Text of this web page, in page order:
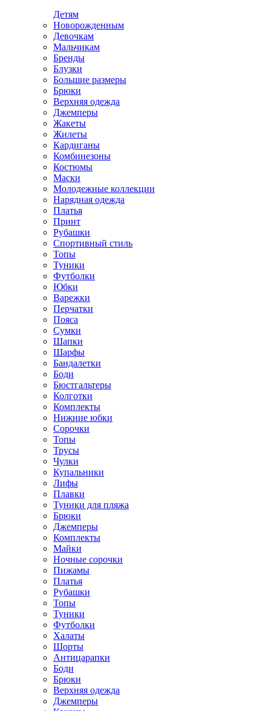
Детям
Новорожденным
Девочкам
Мальчикам
Бренды
Блузки
Большие размеры
Брюки
Верхняя одежда
Джемперы
Жакеты
Жилеты
Кардиганы
Комбинезоны
Костюмы
Маски
Молодежные коллекции
Нарядная одежда
Платья
Принт
Рубашки
Спортивный стиль
Топы
Туники
Футболки
Юбки
Варежки
Перчатки
Пояса
Сумки
Шапки
Шарфы
Бандалетки
Боди
Бюстгальтеры
Колготки
Комплекты
Нижние юбки
Сорочки
Топы
Трусы
Чулки
Купальники
Лифы
Плавки
Туники для пляжа
Брюки
Джемперы
Комплекты
Майки
Ночные сорочки
Пижамы
Платья
Рубашки
Топы
Туники
Футболки
Халаты
Шорты
Антицарапки
Боди
Брюки
Верхняя одежда
Джемперы